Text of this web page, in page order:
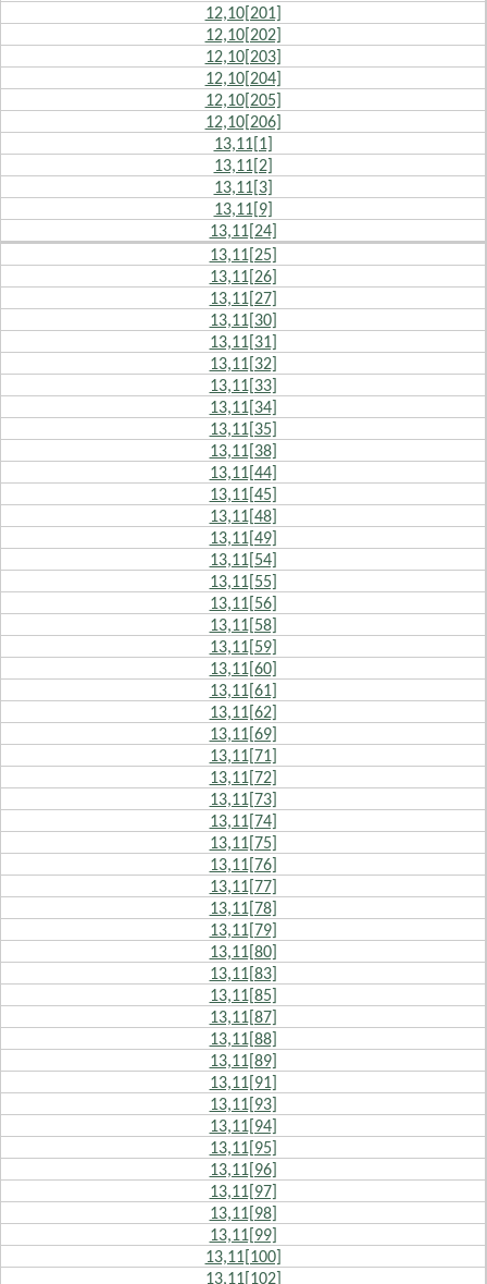
12,10[201]
12,10[202]
12,10[203]
12,10[204]
12,10[205]
12,10[206]
13,11[1]
13,11[2]
13,11[3]
13,11[9]
13,11[24]
13,11[25]
13,11[26]
13,11[27]
13,11[30]
13,11[31]
13,11[32]
13,11[33]
13,11[34]
13,11[35]
13,11[38]
13,11[44]
13,11[45]
13,11[48]
13,11[49]
13,11[54]
13,11[55]
13,11[56]
13,11[58]
13,11[59]
13,11[60]
13,11[61]
13,11[62]
13,11[69]
13,11[71]
13,11[72]
13,11[73]
13,11[74]
13,11[75]
13,11[76]
13,11[77]
13,11[78]
13,11[79]
13,11[80]
13,11[83]
13,11[85]
13,11[87]
13,11[88]
13,11[89]
13,11[91]
13,11[93]
13,11[94]
13,11[95]
13,11[96]
13,11[97]
13,11[98]
13,11[99]
13,11[100]
13,11[102]